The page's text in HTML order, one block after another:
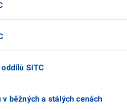
SITC
běžných a stálých cenách